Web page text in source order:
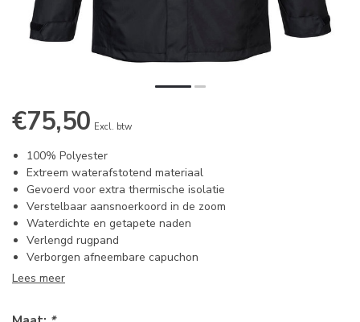
€75,50 Excl. btw
100% Polyester
Extreem waterafstotend materiaal
Gevoerd voor extra thermische isolatie
Verstelbaar aansnoerkoord in de zoom
Waterdichte en getapete naden
Verlengd rugpand
Verborgen afneembare capuchon
Lees meer